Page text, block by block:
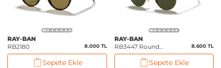
RAY-BAN
RB2180
8.000 TL
Sepete Ekle
RAY-BAN
RB3447 Round
Metal
8.600 TL
Sepete Ekle